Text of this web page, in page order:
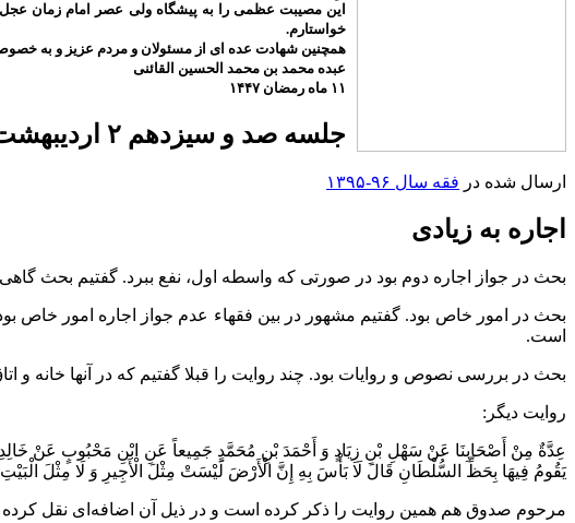
این مصیبت عظمی را به پیشگاه ولی عصر امام زمان عجل
خواستارم.
همچنین شهادت عده ای از مسئولان و مردم عزیز و به خصوص
عبده محمد بن محمد الحسین القائنی
۱۱ ماه رمضان ۱۴۴۷
جلسه صد و سیزدهم ۲ اردیبهشت ۱۳۹۶
ارسال شده در فقه سال ۹۶-۱۳۹۵
اجاره به زیادی
بحث در جواز اجاره دوم بود در صورتی که واسطه اول، نفع ببرد. گفتیم بحث
بحث در امور خاص بود. گفتیم مشهور در بین فقهاء عدم جواز اجاره امور خاص
است.
بحث در بررسی نصوص و روایات بود. چند روایت را قبلا گفتیم که در آنها خانه و
روایت دیگر:
عِدَّةٌ مِنْ أَصْحَابِنَا عَنْ سَهْلِ بْنِ زِيَادٍ وَ أَحْمَدَ بْنِ مُحَمَّدٍ جَمِيعاً عَنِ ابْنِ مَحْبُوبٍ عَنْ خَالِدِ
يَقُومُ فِيهَا بِحَظِّ السُّلْطَانِ قَالَ لَا بَأْسَ بِهِ إِنَّ الْأَرْضَ لَيْسَتْ مِثْلَ الْأَجِيرِ وَ لَا مِثْلَ الْبَيْتِ إِنَّ فَضْلَ الْأَجِيرِ وَ الْبَيْتِ حَرَامٌ‌
مرحوم صدوق هم همین روایت را ذکر کرده است و در ذیل آن اضافه‌ای نقل